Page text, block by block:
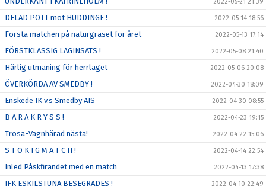
2022-05-21 21:39
DELAD POTT mot HUDDINGE ! 2022-05-14 18:56
Första matchen på naturgräset för året 2022-05-13 17:14
FÖRSTKLASSIG LAGINSATS ! 2022-05-08 21:40
Härlig utmaning för herrlaget 2022-05-06 20:08
ÖVERKÖRDA AV SMEDBY ! 2022-04-30 18:09
Enskede IK v.s Smedby AIS 2022-04-30 08:55
B A R A K R Y S S ! 2022-04-23 19:15
Trosa-Vagnhärad nästa! 2022-04-22 15:06
S T Ö K I G M A T C H ! 2022-04-14 22:54
Inled Påskfirandet med en match 2022-04-13 17:38
IFK ESKILSTUNA BESEGRADES ! 2022-04-10 22:49